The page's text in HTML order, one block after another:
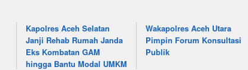
Kapolres Aceh Selatan
Janji Rehab Rumah Janda
Eks Kombatan GAM
hingga Bantu Modal UMKM
Wakapolres Aceh Utara
Pimpin Forum Konsultasi
Publik